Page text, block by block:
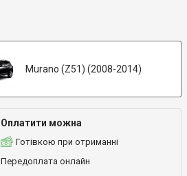
Murano (Z51) (2008-2014)
Оплатити можна
Готівкою при отриманні
Передоплата онлайн